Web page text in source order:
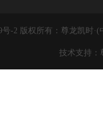
号-2 版权所有：尊龙凯时
技术支持